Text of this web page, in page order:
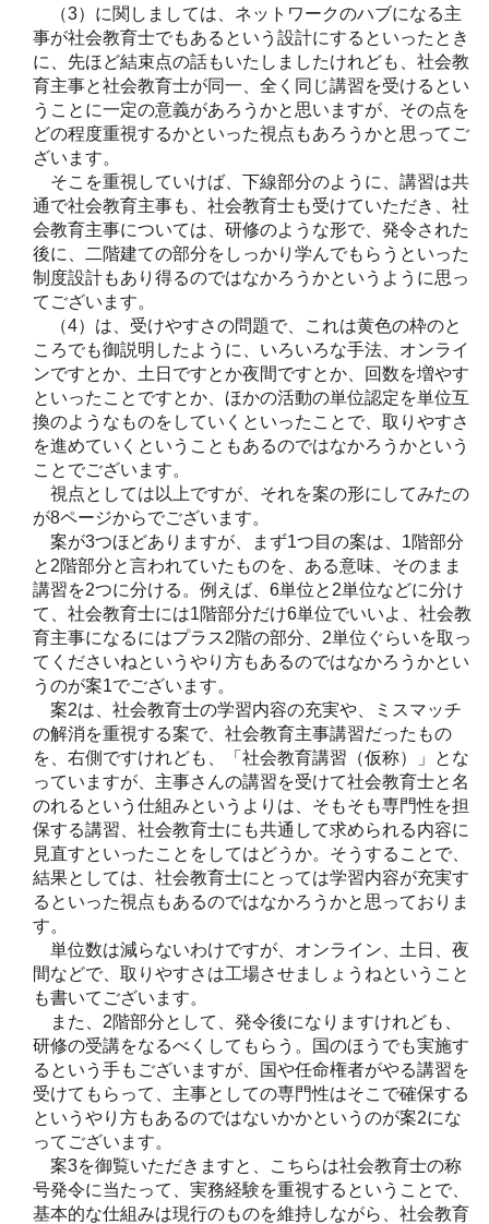
（3）に関しましては、ネットワークのハブになる主
事が社会教育士でもあるという設計にするといったとき
に、先ほど結束点の話もいたしましたけれども、社会教
育主事と社会教育士が同一、全く同じ講習を受けるとい
うことに一定の意義があろうかと思いますが、その点を
どの程度重視するかといった視点もあろうかと思ってご
ざいます。
そこを重視していけば、下線部分のように、講習は共
通で社会教育主事も、社会教育士も受けていただき、社
会教育主事については、研修のような形で、発令された
後に、二階建ての部分をしっかり学んでもらうといった
制度設計もあり得るのではなかろうかというように思っ
てございます。
（4）は、受けやすさの問題で、これは黄色の枠のと
ころでも御説明したように、いろいろな手法、オンライ
ンですとか、土日ですとか夜間ですとか、回数を増やす
といったことですとか、ほかの活動の単位認定を単位互
換のようなものをしていくといったことで、取りやすさ
を進めていくということもあるのではなかろうかという
ことでございます。
視点としては以上ですが、それを案の形にしてみたの
が8ページからでございます。
案が3つほどありますが、まず1つ目の案は、1階部分
と2階部分と言われていたものを、ある意味、そのまま
講習を2つに分ける。例えば、6単位と2単位などに分け
て、社会教育士には1階部分だけ6単位でいいよ、社会教
育主事になるにはプラス2階の部分、2単位ぐらいを取っ
てくださいねというやり方もあるのではなかろうかとい
うのが案1でございます。
案2は、社会教育士の学習内容の充実や、ミスマッチ
の解消を重視する案で、社会教育主事講習だったもの
を、右側ですけれども、「社会教育講習（仮称）」とな
っていますが、主事さんの講習を受けて社会教育士と名
のれるという仕組みというよりは、そもそも専門性を担
保する講習、社会教育士にも共通して求められる内容に
見直すといったことをしてはどうか。そうすることで、
結果としては、社会教育士にとっては学習内容が充実す
るといった視点もあるのではなかろうかと思っておりま
す。
単位数は減らないわけですが、オンライン、土日、夜
間などで、取りやすさは工場させましょうねということ
も書いてございます。
また、2階部分として、発令後になりますけれども、
研修の受講をなるべくしてもらう。国のほうでも実施す
るという手もございますが、国や任命権者がやる講習を
受けてもらって、主事としての専門性はそこで確保する
というやり方もあるのではないかかというのが案2にな
ってございます。
案3を御覧いただきますと、こちらは社会教育士の称
号発令に当たって、実務経験を重視するということで、
基本的な仕組みは現行のものを維持しながら、社会教育